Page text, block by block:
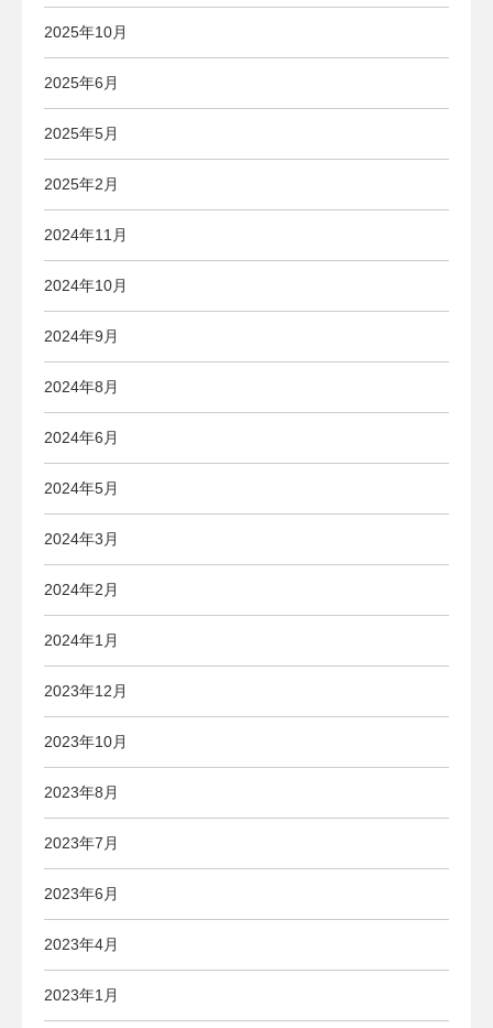
2025年10月
2025年6月
2025年5月
2025年2月
2024年11月
2024年10月
2024年9月
2024年8月
2024年6月
2024年5月
2024年3月
2024年2月
2024年1月
2023年12月
2023年10月
2023年8月
2023年7月
2023年6月
2023年4月
2023年1月